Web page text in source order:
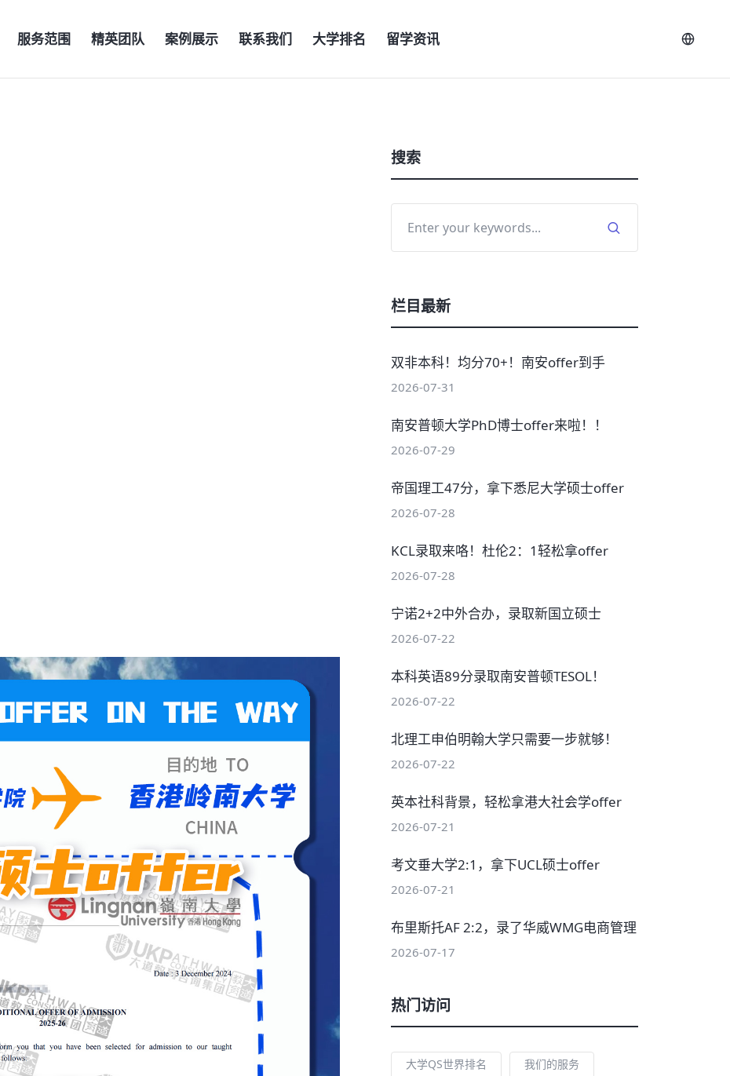
服务范围 精英团队 案例展示 联系我们 大学排名 留学资讯
搜索
栏目最新
双非本科！均分70+！南安offer到手
2026-07-31
南安普顿大学PhD博士offer来啦！！
2026-07-29
帝国理工47分，拿下悉尼大学硕士offer
2026-07-28
KCL录取来咯！杜伦2：1轻松拿offer
2026-07-28
宁诺2+2中外合办，录取新国立硕士
2026-07-22
本科英语89分录取南安普顿TESOL！
2026-07-22
北理工申伯明翰大学只需要一步就够！
2026-07-22
英本社科背景，轻松拿港大社会学offer
2026-07-21
考文垂大学2:1，拿下UCL硕士offer
2026-07-21
布里斯托AF 2:2，录了华威WMG电商管理
2026-07-17
热门访问
大学QS世界排名 我们的服务